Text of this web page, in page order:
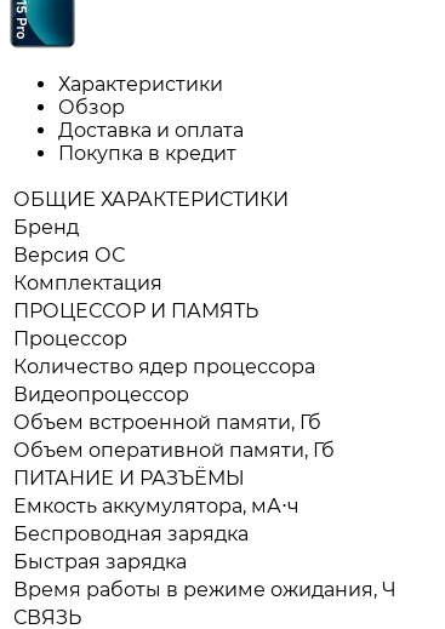
Характеристики
Обзор
Доставка и оплата
Покупка в кредит
ОБЩИЕ ХАРАКТЕРИСТИКИ
Бренд
Версия ОС
Комплектация
ПРОЦЕССОР И ПАМЯТЬ
Процессор
Количество ядер процессора
Видеопроцессор
Объем встроенной памяти, Гб
Объем оперативной памяти, Гб
ПИТАНИЕ И РАЗЪЁМЫ
Емкость аккумулятора, мА⋅ч
Беспроводная зарядка
Быстрая зарядка
Время работы в режиме ожидания, Ч
СВЯЗЬ